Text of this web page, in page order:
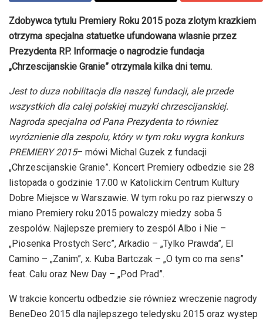
Zdobywca tytulu Premiery Roku 2015 poza zlotym krazkiem
otrzyma specjalna statuetke ufundowana wlasnie przez
Prezydenta RP. Informacje o nagrodzie fundacja
„Chrzescijanskie Granie” otrzymala kilka dni temu.
Jest to duza nobilitacja dla naszej fundacji, ale przede
wszystkich dla calej polskiej muzyki chrzescijanskiej.
Nagroda specjalna od Pana Prezydenta to równiez
wyróznienie dla zespolu, który w tym roku wygra konkurs
PREMIERY 2015– mówi Michal Guzek z fundacji
„Chrzescijanskie Granie”. Koncert Premiery odbedzie sie 28
listopada o godzinie 17.00 w Katolickim Centrum Kultury
Dobre Miejsce w Warszawie. W tym roku po raz pierwszy o
miano Premiery roku 2015 powalczy miedzy soba 5
zespolów. Najlepsze premiery to zespól Albo i Nie –
„Piosenka Prostych Serc”, Arkadio – „Tylko Prawda”, El
Camino – „Zanim”, x. Kuba Bartczak – „O tym co ma sens”
feat. Calu oraz New Day – „Pod Prad”.
W trakcie koncertu odbedzie sie równiez wreczenie nagrody
BeneDeo 2015 dla najlepszego teledysku 2015 oraz wystep